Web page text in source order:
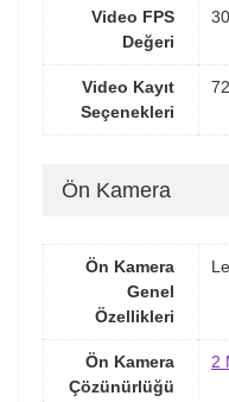
Video FPS
Değeri
Video Kayıt
Seçenekleri
Ön Kamera
Ön Kamera
Genel
Özellikleri
Ön Kamera
Çözünürlüğü
2